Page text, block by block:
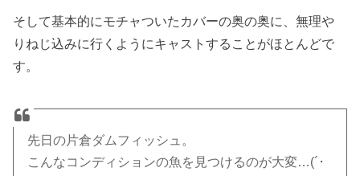
そして基本的にモチャついたカバーの奥の奥に、無理や
りねじ込みに行くようにキャストすることがほとんどで
す。
先日の片倉ダムフィッシュ。
こんなコンディションの魚を見つけるのが大変…(´･